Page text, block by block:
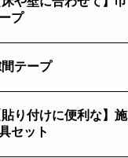
プ
間テープ
貼り付けに便利な】施
セット